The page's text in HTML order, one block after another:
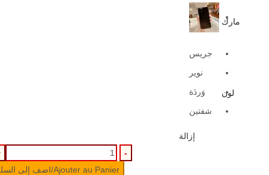
مارك
لون
جريس
نوير
وَردَة
شفتين
إزالة
Ajouter au Panier/اضف إلى السلة